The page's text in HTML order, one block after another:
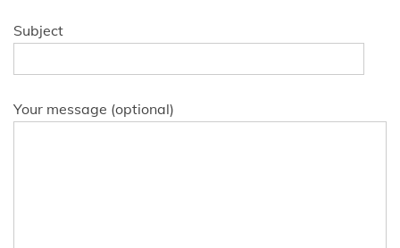
Subject
Your message (optional)